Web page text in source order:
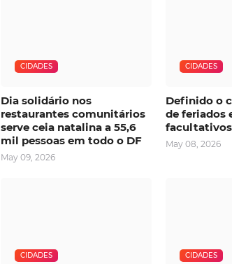
CIDADES
Dia solidário nos
restaurantes comunitários
serve ceia natalina a 55,6
mil pessoas em todo o DF
May 09, 2026
CIDADES
Definido o
de feriados
facultativos
May 08, 2026
CIDADES CIDADES